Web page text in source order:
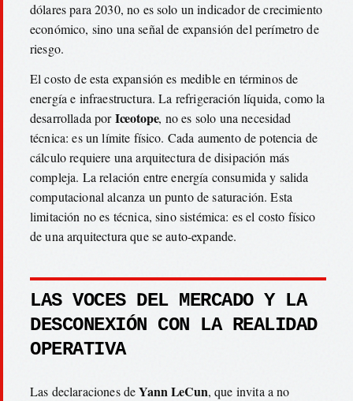
dólares para 2030, no es solo un indicador de crecimiento
económico, sino una señal de expansión del perímetro de
riesgo.
El costo de esta expansión es medible en términos de
energía e infraestructura. La refrigeración líquida, como la
desarrollada porIceotope, no es solo una necesidad
técnica: es un límite físico. Cada aumento de potencia de
cálculo requiere una arquitectura de disipación más
compleja. La relación entre energía consumida y salida
computacional alcanza un punto de saturación. Esta
limitación no es técnica, sino sistémica: es el costo físico
de una arquitectura que se auto-expande.
LAS VOCES DEL MERCADO Y LA
DESCONEXIÓN CON LA REALIDAD
OPERATIVA
Las declaraciones deYann LeCun, que invita a no